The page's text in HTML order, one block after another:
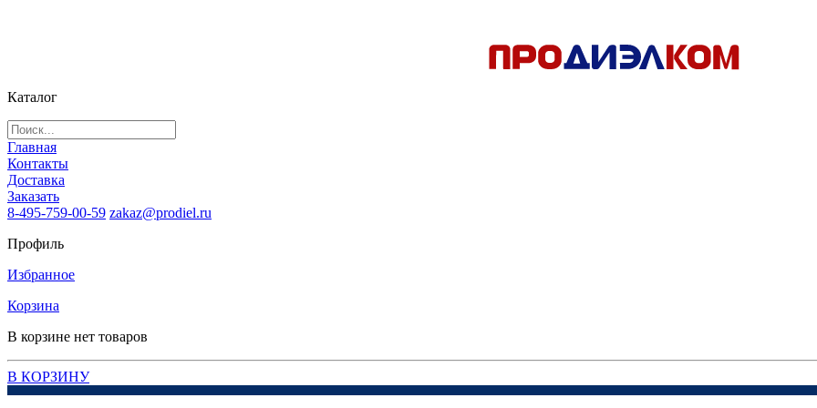
Каталог
Главная
Контакты
Доставка
Заказать
8-495-759-00-59 zakaz@prodiel.ru
Профиль
Избранное
Корзина
В корзине нет товаров
В КОРЗИНУ